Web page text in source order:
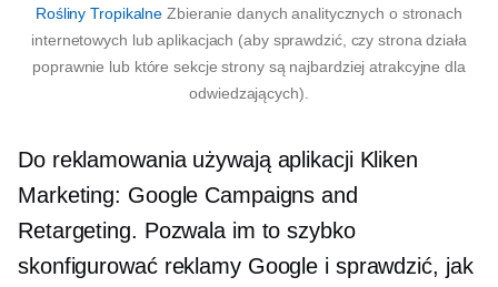
Rośliny Tropikalne Zbieranie danych analitycznych o stronach
internetowych lub aplikacjach (aby sprawdzić, czy strona działa
poprawnie lub które sekcje strony są najbardziej atrakcyjne dla
odwiedzających).
Do reklamowania używają aplikacji Kliken
Marketing: Google Campaigns and
Retargeting. Pozwala im to szybko
skonfigurować reklamy Google i sprawdzić, jak